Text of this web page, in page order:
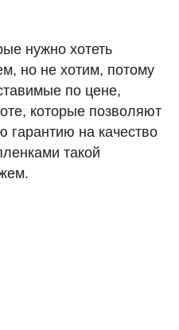
нужно хотеть
но не хотим, потому
по цене,
которые позволяют
гарантию на качество
такой